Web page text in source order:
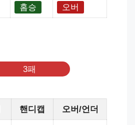
홈승
오버
3패
핸디캡 오버/언더